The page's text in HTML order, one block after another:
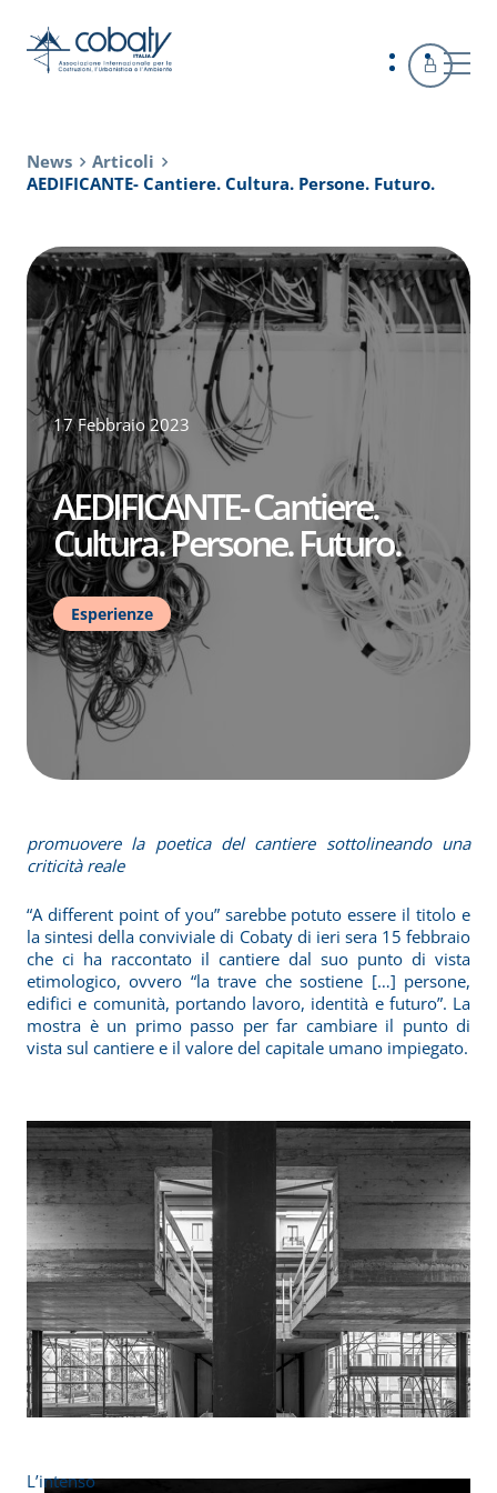
News
Articoli
AEDIFICANTE- Cantiere. Cultura. Persone. Futuro.
17 Febbraio 2023
AEDIFICANTE- Cantiere.
Cultura. Persone. Futuro.
Esperienze
promuovere la poetica del cantiere sottolineando una
criticità reale
“A different point of you” sarebbe potuto essere il titolo e
la sintesi della conviviale di Cobaty di ieri sera 15 febbraio
che ci ha raccontato il cantiere dal suo punto di vista
etimologico, ovvero “la trave che sostiene […] persone,
edifici e comunità, portando lavoro, identità e futuro”. La
mostra è un primo passo per far cambiare il punto di
vista sul cantiere e il valore del capitale umano impiegato.
L’intenso